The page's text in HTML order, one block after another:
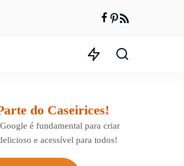
do Caseirices!
é fundamental para criar
e acessível para todos!